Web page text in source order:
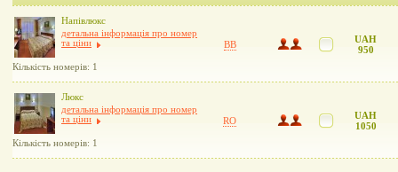
Напівлюкс
детальна інформація про номер
та ціни
Кількість номерів: 1
BB
UAH
950
Люкс
детальна інформація про номер
та ціни
Кількість номерів: 1
RO
UAH
1050